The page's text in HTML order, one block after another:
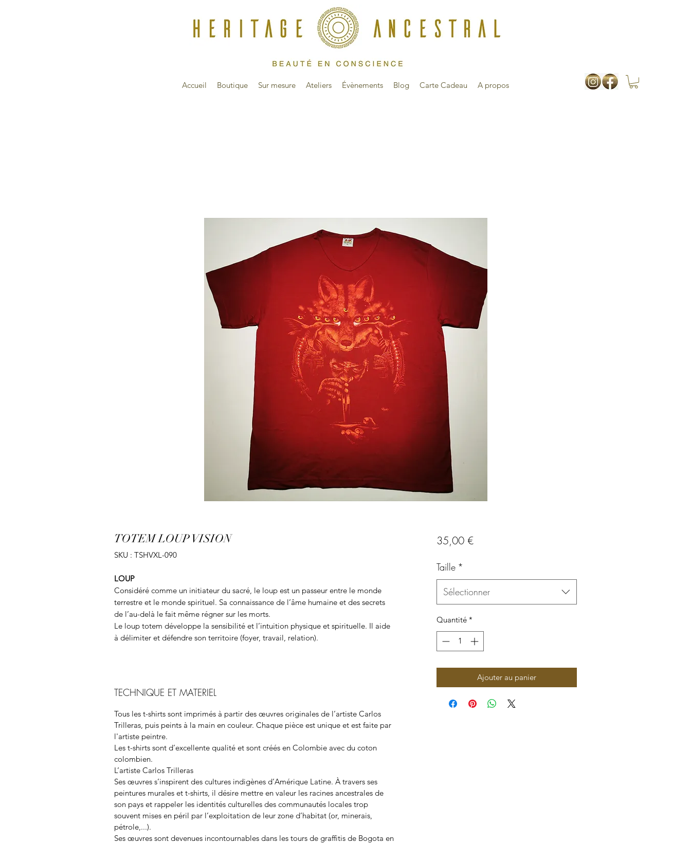
Accueil Boutique Sur mesure Ateliers Évènements Blog Carte Cadeau A propos
TOTEM LOUP VISION
SKU : TSHVXL-090
LOUP
Considéré comme un initiateur du sacré, le loup est un passeur entre le monde
terrestre et le monde spirituel. Sa connaissance de l’âme humaine et des secrets
de l’au-delà le fait même régner sur les morts.
Le loup totem développe la sensibilité et l’intuition physique et spirituelle. Il aide
à délimiter et défendre son territoire (foyer, travail, relation).
TECHNIQUE ET MATERIEL
Tous les t-shirts sont imprimés à partir des œuvres originales de l’artiste Carlos
Trilleras, puis peints à la main en couleur. Chaque pièce est unique et est faite par
l'artiste peintre.
Les t-shirts sont d’excellente qualité et sont créés en Colombie avec du coton
colombien.
L’artiste Carlos Trilleras
Ses œuvres s’inspirent des cultures indigènes d’Amérique Latine. À travers ses
peintures murales et t-shirts, il désire mettre en valeur les racines ancestrales de
son pays et rappeler les identités culturelles des communautés locales trop
souvent mises en péril par l’exploitation de leur zone d’habitat (or, minerais,
pétrole,...).
Ses œuvres sont devenues incontournables dans les tours de graffitis de Bogota en
35,00 €Prix
Taille *
Sélectionner
Quantité *
Ajouter au panier